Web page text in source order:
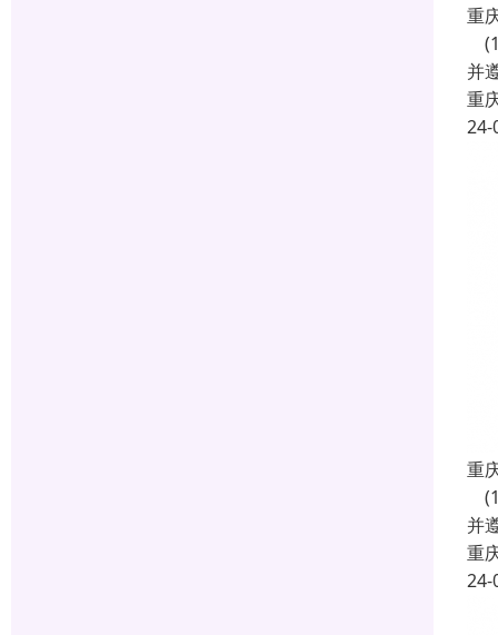
重
并
重
24-
重
并
重
24-